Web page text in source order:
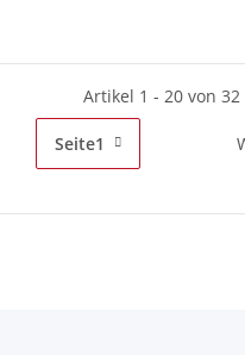
Artikel 1 - 20 von 32
Seite1